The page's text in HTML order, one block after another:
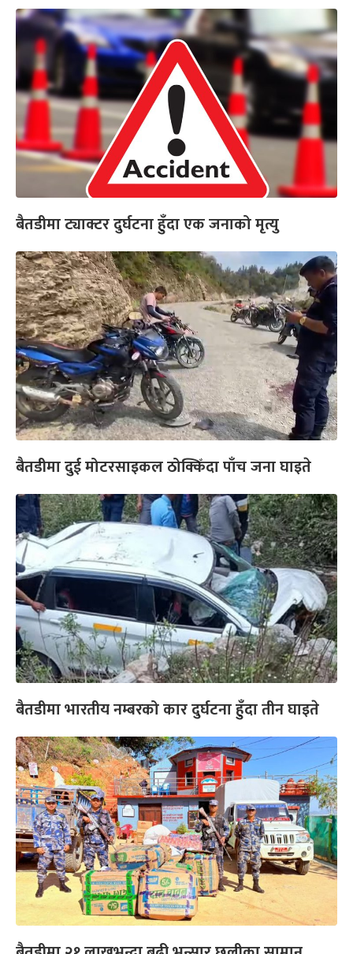
बैतडीमा ट्याक्टर दुर्घटना हुँदा एक जनाको मृत्यु
बैतडीमा दुई मोटरसाइकल ठोक्किँदा पाँच जना घाइते
बैतडीमा भारतीय नम्बरको कार दुर्घटना हुँदा तीन घाइते